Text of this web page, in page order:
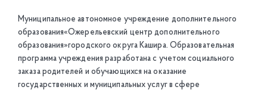
Муниципальное автономное учреждение дополнительного
образования«Ожерельевский центр дополнительного
образования»городского округа Кашира. Образовательная
программа учреждения разработана с учетом социального
заказа родителей и обучающихся на оказание
государственных и муниципальных услуг в сфере